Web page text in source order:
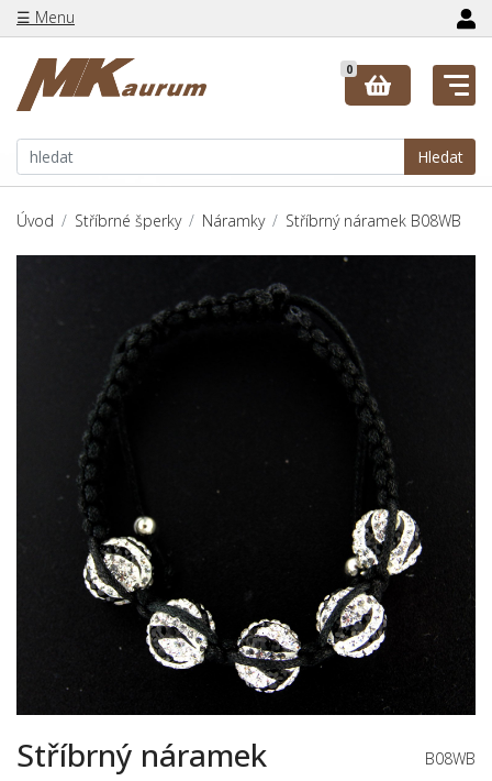
☰ Menu
Hledat
0
Úvod Stříbrné šperky Náramky Stříbrný náramek B08WB
Stříbrný náramek B08WB